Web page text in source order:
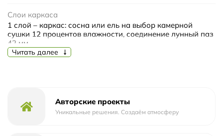
Слои каркаса
1 слой – каркас: сосна или ель на выбор камерной
сушки 12 процентов влажности, соединение лунный паз
42 мм
2 слой – теплоизоляционный: фольгированная
выполненный при помощи контр рейки.
4 слой – отделочный: Вагонка липа, осина, ольха, кедр
Читать далее
Авторские проекты
Уникальные решения. Создаём атмосферу